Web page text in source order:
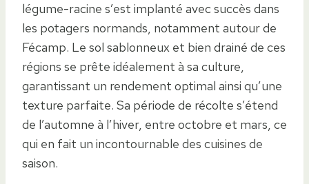
légume-racine s’est implanté avec succès dans
les potagers normands, notamment autour de
Fécamp. Le sol sablonneux et bien drainé de ces
régions se prête idéalement à sa culture,
garantissant un rendement optimal ainsi qu’une
texture parfaite. Sa période de récolte s’étend
de l’automne à l’hiver, entre octobre et mars, ce
qui en fait un incontournable des cuisines de
saison.